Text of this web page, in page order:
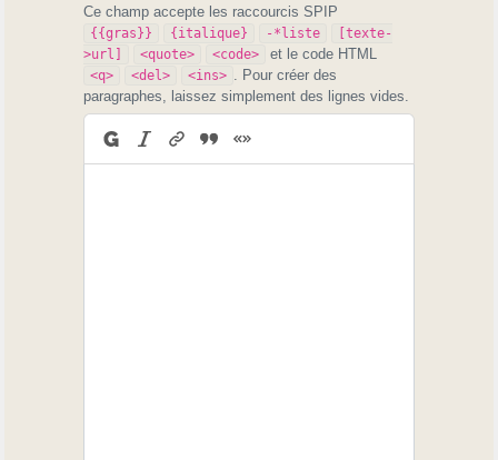
Ce champ accepte les raccourcis SPIP
{{gras}} {italique} -*liste
[texte-
>url]
<quote> <code> et le code HTML
<q> <del> <ins>
. Pour créer des
paragraphes, laissez simplement des lignes vides.